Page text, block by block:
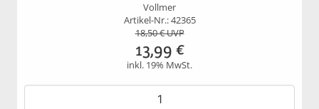
Vollmer
Artikel-Nr.: 42365
18,50€ UVP
13,99 €
inkl. 19% MwSt.